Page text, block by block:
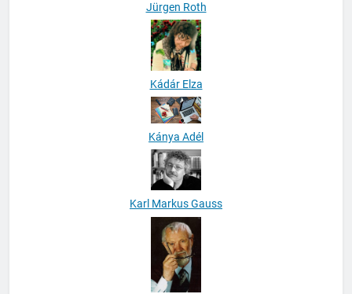
Jürgen Roth
Kádár Elza
Kánya Adél
Karl Markus Gauss